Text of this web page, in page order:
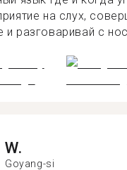
на слух,
разговаривай с
W.
Goyang-si